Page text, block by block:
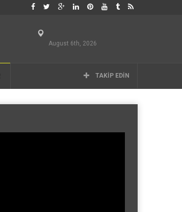
August 6th, 2026
TAKIP EDIN